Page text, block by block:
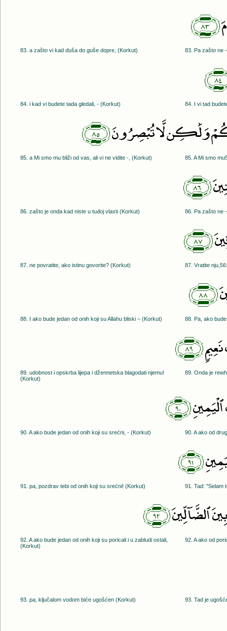
﴿٨٣﴾
83. a zašto vi kad duša do guše dopre, (Korkut) 83. Pa zašto ne
84. i kad vi budete tada gledali, - (Korkut) 84. I vi tad
وَلَٰكِن لَّا تُبْصِرُونَ﴿٨٥﴾
85. a Mi smo mu bliži od vas, ali vi ne vidite -, (Korkut) 85. A Mi smo
﴿٨٦﴾
86. zašto je onda kad niste u tuđoj vlasti (Korkut) 86. Pa zašto ne
﴿٨٧﴾
87. ne povratite, ako istinu govorite? (Korkut) 87. Vratite
﴿٨٨﴾
88. I ako bude jedan od onih koji su Allahu bliski – (Korkut) 88. Pa, ako
﴿٨٩﴾
89. udobnost i opskrba lijepa i džennetska blagodati njemu!
(Korkut)
89. Onda je
﴿٩٠﴾
90. A ako bude jedan od onih koji su srećni, - (Korkut) 90. A ako od
﴿٩١﴾
91. pa, pozdrav tebi od onih koji su srećni! (Korkut) 91. Tad: "Selam
ٱلضَّآلِّينَ﴿٩٢﴾
92. A ako bude jedan od onih koji su poricali i u zabludi ostali,
(Korkut)
92. A ako od
93. pa, ključalom vodom biće ugošćen (Korkut) 93. Tad je